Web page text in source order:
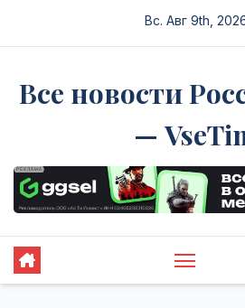
Вс. Авг 9th,
Все новости
—